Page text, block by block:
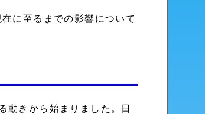
に至るまでの影響について
動きから始まりました。日